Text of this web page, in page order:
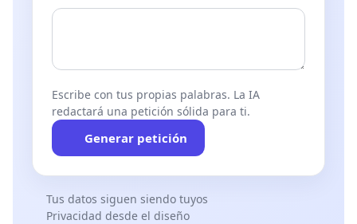
Escribe con tus propias palabras. La IA
redactará una petición sólida para ti.
Generar petición
Tus datos siguen siendo tuyos
Privacidad desde el diseño